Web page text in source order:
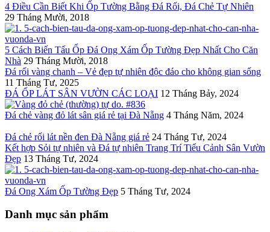
4 Điều Cần Biết Khi Ốp Tường Bằng Đá Rối, Đá Chẻ Tự Nhiên
29 Tháng Mười, 2018
5 Cách Biến Tấu Ốp Đá Ong Xám Ốp Tường Đẹp Nhất Cho Căn
Nhà 29 Tháng Mười, 2018
Đá rối vàng chanh – Vẻ đẹp tự nhiên độc đáo cho không gian sống
11 Tháng Tư, 2025
ĐÁ ỐP LÁT SÂN VƯỜN CÁC LOẠI 12 Tháng Bảy, 2024
Đá chẻ vàng đỏ lát sân giá rẻ tại Đà Nẵng 4 Tháng Năm, 2024
Đá chẻ rối lát nền đen Đà Nẵng giá rẻ 24 Tháng Tư, 2024
Kết hợp Sỏi tự nhiên và Đá tự nhiên Trang Trí Tiểu Cảnh Sân Vườn
Đẹp 13 Tháng Tư, 2024
Đá Ong Xám Ốp Tường Đẹp 5 Tháng Tư, 2024
Danh mục sản phẩm